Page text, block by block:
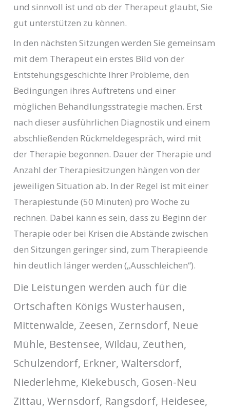
und sinnvoll ist und ob der Therapeut glaubt, Sie
gut unterstützen zu können.
In den nächsten Sitzungen werden Sie gemeinsam
mit dem Therapeut ein erstes Bild von der
Entstehungsgeschichte Ihrer Probleme, den
Bedingungen ihres Auftretens und einer
möglichen Behandlungsstrategie machen. Erst
nach dieser ausführlichen Diagnostik und einem
abschließenden Rückmeldegespräch, wird mit
der Therapie begonnen. Dauer der Therapie und
Anzahl der Therapiesitzungen hängen von der
jeweiligen Situation ab. In der Regel ist mit einer
Therapiestunde (50 Minuten) pro Woche zu
rechnen. Dabei kann es sein, dass zu Beginn der
Therapie oder bei Krisen die Abstände zwischen
den Sitzungen geringer sind, zum Therapieende
hin deutlich länger werden („Ausschleichen“).
Die Leistungen werden auch für die
Ortschaften Königs Wusterhausen,
Mittenwalde, Zeesen, Zernsdorf, Neue
Mühle, Bestensee, Wildau, Zeuthen,
Schulzendorf, Erkner, Waltersdorf,
Niederlehme, Kiekebusch, Gosen-Neu
Zittau, Wernsdorf, Rangsdorf, Heidesee,